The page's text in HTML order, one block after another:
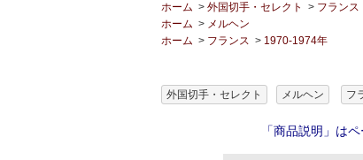
ホーム > 外国切手・セレクト > フランス
ホーム > メルヘン
ホーム > フランス > 1970-1974年
外国切手・セレクト メルヘン フ
「商品説明」は